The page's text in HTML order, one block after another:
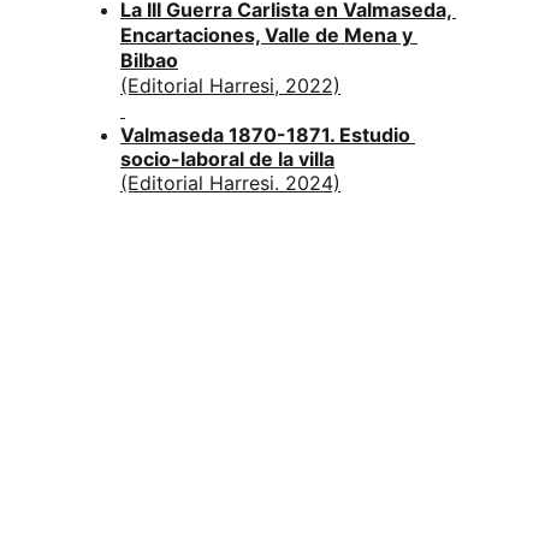
La III Guerra Carlista en Valmaseda,
Encartaciones, Valle de Mena y
Bilbao
(Editorial Harresi, 2022)
Valmaseda 1870-1871. Estudio
socio-laboral de la villa
(Editorial Harresi. 2024)